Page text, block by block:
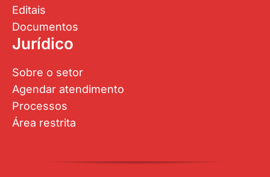
Editais
Documentos
Jurídico
Sobre o setor
Agendar atendimento
Processos
Área restrita